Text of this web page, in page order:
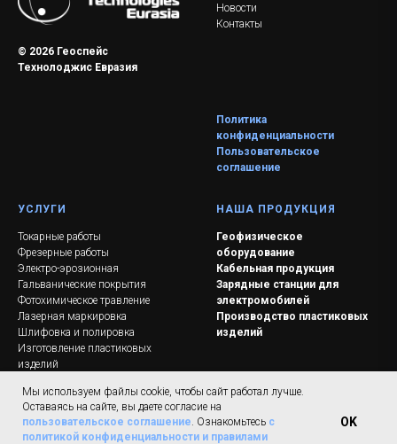
© 2026 Геоспейс
Технолоджис Евразия
Новости
Контакты
Политика
конфиденциальности
Пользовательское
соглашение
УСЛУГИ
Токарные работы
Фрезерные работы
Электро-эрозионная
Гальванические покрытия
Фотохимическое травление
Лазерная маркировка
Шлифовка и полировка
Изготовление пластиковых
изделий
НАША ПРОДУКЦИЯ
Геофизическое
оборудование
Кабельная продукция
Зарядные станции для
электромобилей
Производство пластиковых
изделий
Мы используем файлы cookie, чтобы сайт работал лучше.
Оставаясь на сайте, вы даете согласие на
пользовательское соглашение. Ознакомьтесь с
политикой конфиденциальности и правилами
OK